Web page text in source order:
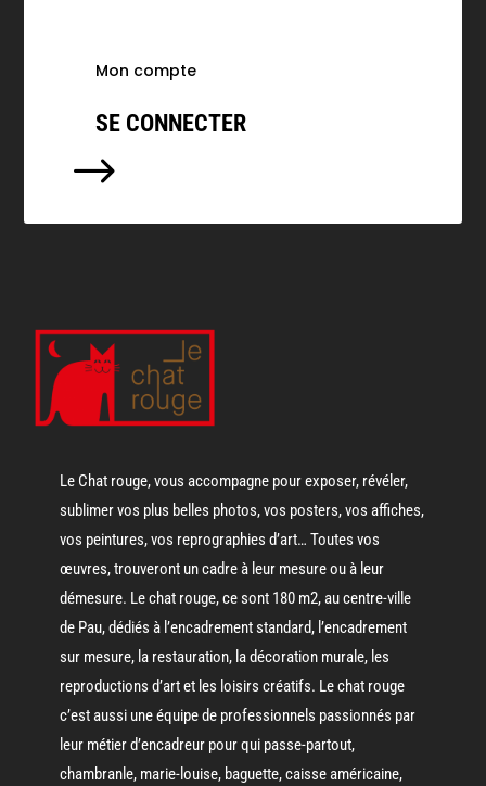
Mon compte
SE CONNECTER
$
Le Chat rouge, vous accompagne pour exposer, révéler,
sublimer vos plus belles photos, vos posters, vos affiches,
vos peintures, vos reprographies d’art… Toutes vos
œuvres, trouveront un cadre à leur mesure ou à leur
démesure. Le chat rouge, ce sont 180 m2, au centre-ville
de Pau, dédiés à l’encadrement standard, l’encadrement
sur mesure, la restauration, la décoration murale, les
reproductions d’art et les loisirs créatifs. Le chat rouge
c’est aussi une équipe de professionnels passionnés par
leur métier d’encadreur pour qui passe-partout,
chambranle, marie-louise, baguette, caisse américaine,